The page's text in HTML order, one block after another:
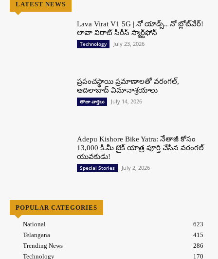
LATEST NEWS
Lava Virat V1 5G | నో యాడ్స్.. నో బ్లోట్‌వేర్!
లావా విరాట్ సిరీస్ స్మార్ట్‌ఫోన్​
Technology July 23, 2026
ప్రపంచస్థాయి ప్రమాణాలతో వరంగల్,
ఆదిలాబాద్ విమానాశ్రయాలు
తాజా వార్తలు July 14, 2026
Adepu Kishore Bike Yatra: నేతాజీ కోసం
13,000 కి.మీ బైక్ యాత్ర పూర్తి చేసిన వరంగల్
యువకుడు!
Special Stories July 2, 2026
POPULAR CATEGORIES
National
623
Telangana
415
Trending News
286
Technology
170